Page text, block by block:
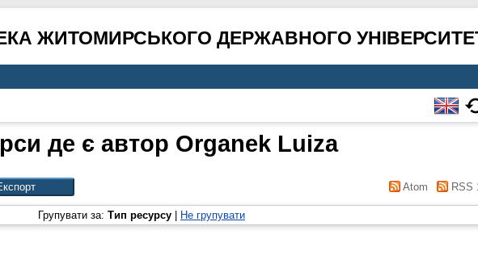
ЖИТОМИРСЬКОГО ДЕРЖАВНОГО
де є автор Organek Luiza
Atom RSS
Групувати за: Тип ресурсу Не групувати